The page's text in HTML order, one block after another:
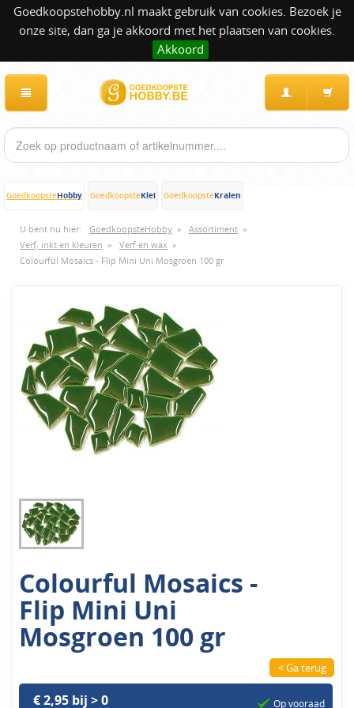
Goedkoopstehobby.nl maakt gebruik van cookies. Bezoek je
onze site, dan ga je akkoord met het plaatsen van cookies.
Akkoord
GoedkoopsteHobby GoedkoopsteKlei GoedkoopsteKralen
U bent nu hier: GoedkoopsteHobby » Assortiment »
Verf, inkt en kleuren » Verf en wax »
Colourful Mosaics - Flip Mini Uni Mosgroen 100 gr
Colourful Mosaics -
Flip Mini Uni
Mosgroen 100 gr
< Ga terug
€ 2,95 bij > 0
Op vooraad